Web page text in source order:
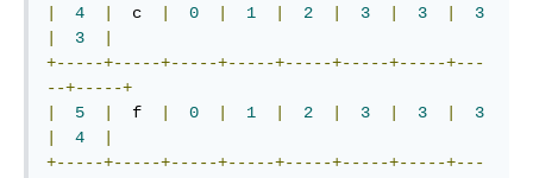
4
  c
0 1 2 3 3
3
3
+-----+-----+-----+-----+-----+-----+-----+---
--+-----+
5
  f
0 1 2 3 3
3
4
+-----+-----+-----+-----+-----+-----+-----+---